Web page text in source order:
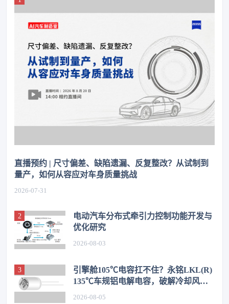
直播预约 | 尺寸偏差、缺陷遗漏、反复整改？从试制到
量产，如何从容应对车身质量挑战
2026-07-31
电动汽车分布式牵引力控制功能开发与
优化研究
2026-08-03
引擎舱105℃电容扛不住？永铭LKL(R)
135℃车规铝电解电容，破解冷却风扇
2026-08-05